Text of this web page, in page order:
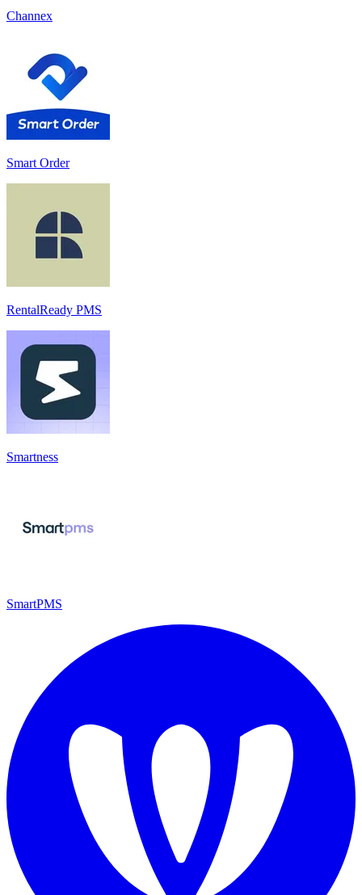
Channex
Smart Order
RentalReady PMS
Smartness
SmartPMS